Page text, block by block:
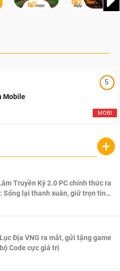
5
MOBI
Mobile
+
Truyền Kỳ 2.0 PC chính thức ra
Sống lại thanh xuân, giữ trọn tinh
Địa VNG ra mắt, gửi tặng game
Code cực giá trị